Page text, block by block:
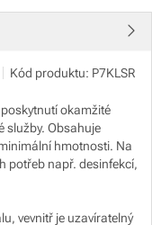
Zobrazit více
Václav Vytlačil -
V zahrádkách 121, 400 01
https://
Kód produktu: P7KLSR
okamžité
služby. Obsahuje
hmotnosti. Na
potřeb např. desinfekcí,
vevnitř je uzavíratelný